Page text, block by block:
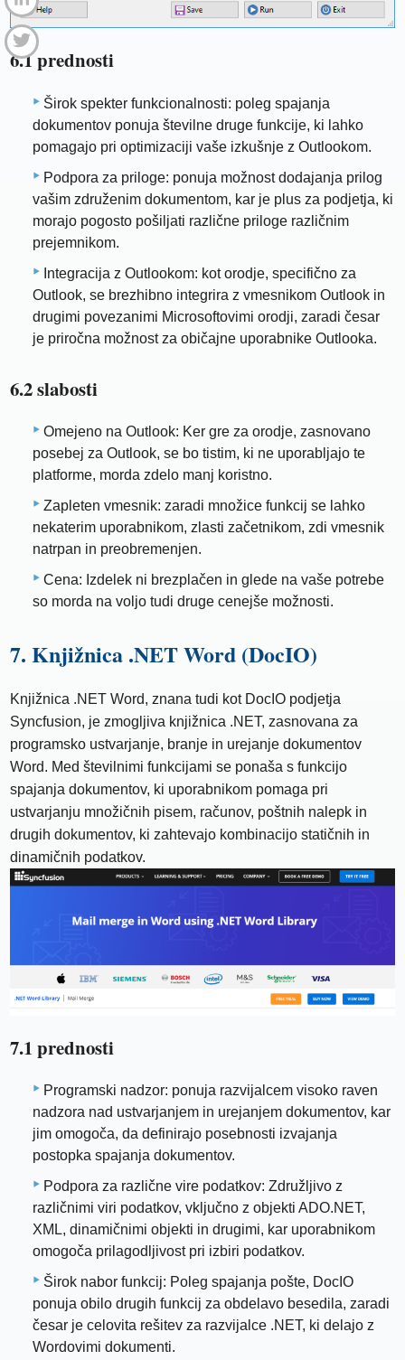
6.1 prednosti
Širok spekter funkcionalnosti: poleg spajanja
dokumentov ponuja številne druge funkcije, ki lahko
pomagajo pri optimizaciji vaše izkušnje z Outlookom.
Podpora za priloge: ponuja možnost dodajanja prilog
vašim združenim dokumentom, kar je plus za podjetja, ki
morajo pogosto pošiljati različne priloge različnim
prejemnikom.
Integracija z Outlookom: kot orodje, specifično za
Outlook, se brezhibno integrira z vmesnikom Outlook in
drugimi povezanimi Microsoftovimi orodji, zaradi česar
je priročna možnost za običajne uporabnike Outlooka.
6.2 slabosti
Omejeno na Outlook: Ker gre za orodje, zasnovano
posebej za Outlook, se bo tistim, ki ne uporabljajo te
platforme, morda zdelo manj koristno.
Zapleten vmesnik: zaradi množice funkcij se lahko
nekaterim uporabnikom, zlasti začetnikom, zdi vmesnik
natrpan in preobremenjen.
Cena: Izdelek ni brezplačen in glede na vaše potrebe
so morda na voljo tudi druge cenejše možnosti.
7. Knjižnica .NET Word (DocIO)
Knjižnica .NET Word, znana tudi kot DocIO podjetja
Syncfusion, je zmogljiva knjižnica .NET, zasnovana za
programsko ustvarjanje, branje in urejanje dokumentov
Word. Med številnimi funkcijami se ponaša s funkcijo
spajanja dokumentov, ki uporabnikom pomaga pri
ustvarjanju množičnih pisem, računov, poštnih nalepk in
drugih dokumentov, ki zahtevajo kombinacijo statičnih in
dinamičnih podatkov.
7.1 prednosti
Programski nadzor: ponuja razvijalcem visoko raven
nadzora nad ustvarjanjem in urejanjem dokumentov, kar
jim omogoča, da definirajo posebnosti izvajanja
postopka spajanja dokumentov.
Podpora za različne vire podatkov: Združljivo z
različnimi viri podatkov, vključno z objekti ADO.NET,
XML, dinamičnimi objekti in drugimi, kar uporabnikom
omogoča prilagodljivost pri izbiri podatkov.
Širok nabor funkcij: Poleg spajanja pošte, DocIO
ponuja obilo drugih funkcij za obdelavo besedila, zaradi
česar je celovita rešitev za razvijalce .NET, ki delajo z
Wordovimi dokumenti.